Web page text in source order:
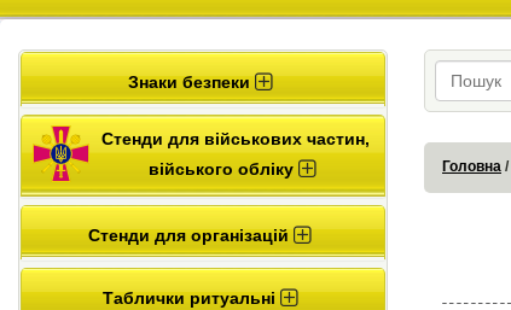
Знаки безпеки
Стенди для військових частин,
війського обліку
Стенди для організацій
Таблички ритуальні
Головна